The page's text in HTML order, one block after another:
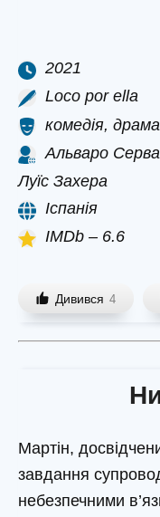
2021
Loco por ella
комедія, драма
Альваро
Луїс Захера
Іспанія
IMDb – 6.6
Дивився 4
Мартін,
завдання
небезпечними